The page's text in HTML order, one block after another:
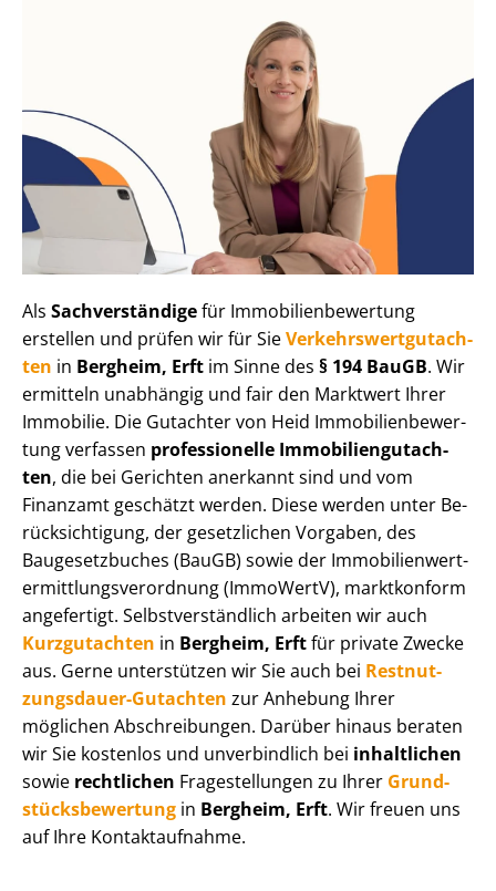
Als Sachverständigefür Im­mo­bi­li­en­be­wer­tung
erstellen und prüfen wir für SieVer­kehrs­wert­gut­ach­
ten in Bergheim, Erft im Sinne des § 194 BauGB. Wir
ermitteln unabhängig und fair den Marktwert Ihrer
Immobilie. Die Gutachter von Heid Im­mo­bi­li­en­be­wer­
tung verfassen professionelle Im­mo­bi­li­en­gut­ach­
ten, die bei Gerichten anerkannt sind und vom
Finanzamt geschätzt werden. Diese werden unter Be­
rück­sich­ti­gung, der gesetzlichen Vorgaben, des
Baugesetzbuches (BauGB) sowie der Im­mo­bi­li­en­wert­
ermitt­lungs­ver­ord­nung (ImmoWertV), marktkonform
angefertigt. Selbst­ver­ständ­lich arbeiten wir auch
Kurzgutachten in Bergheim, Erftfür private Zwecke
aus. Gerne unterstützen wir Sie auch bei Rest­nut­
zungs­dau­er-Gutachten zur Anhebung Ihrer
möglichen Abschreibungen. Darüber hinaus beraten
wir Sie kostenlos und unverbindlich bei inhaltlichen
sowie rechtlichen Fragestellungen zu Ihrer Grund­
stücks­be­wer­tung in Bergheim, Erft. Wir freuen uns
auf Ihre Kontaktaufnahme.